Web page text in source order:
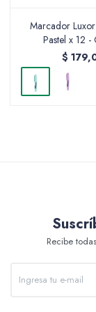
Marcador
Pastel x 12 -
$
Recibe